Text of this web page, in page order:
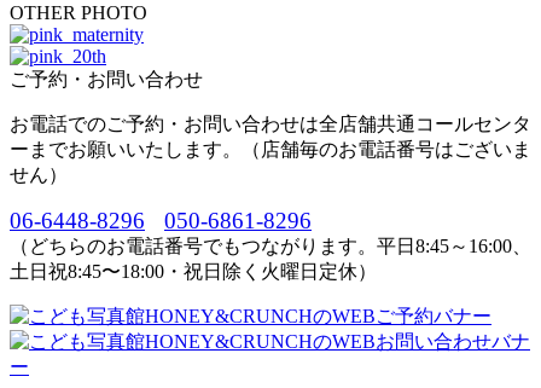
OTHER PHOTO
ご予約・お問い合わせ
お電話でのご予約・お問い合わせは全店舗共通コールセンタ
ーまでお願いいたします。（店舗毎のお電話番号はございま
せん）
06-6448-8296 050-6861-8296
（どちらのお電話番号でもつながります。平日8:45～16:00、
土日祝8:45〜18:00・祝日除く火曜日定休）